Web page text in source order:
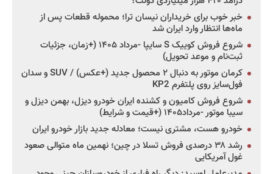
خبر خوب برای خریداران نیسان ترا؛ محموله قطعات پس از
ماه‌ها انتظار وارد ایران شد
شروع فروش کوییک S سایپا -مرداد ۱۴۰۵ (+زمان، جزئیات
ثبت‌نام و موعد تحویل)
کرمان موتور به دنبال ۲ محصول جدید (+عکس) / SUV و سدان
فول‌سایز روی پلتفرم KP2
شروع فروش کامیون و کشنده ایران خودرو دیزل، بهمن دیزل و
سیبا موتور -مرداد۱۴۰۵ (+قیمت و شرایط)
خودرو هست، مشتری نیست؛ معادله جدید بازار خودرو ایران
رشد ۳۸ درصدی فروش تسلا در چین؛ نهمین ماه متوالی صعود
غول آمریکایی